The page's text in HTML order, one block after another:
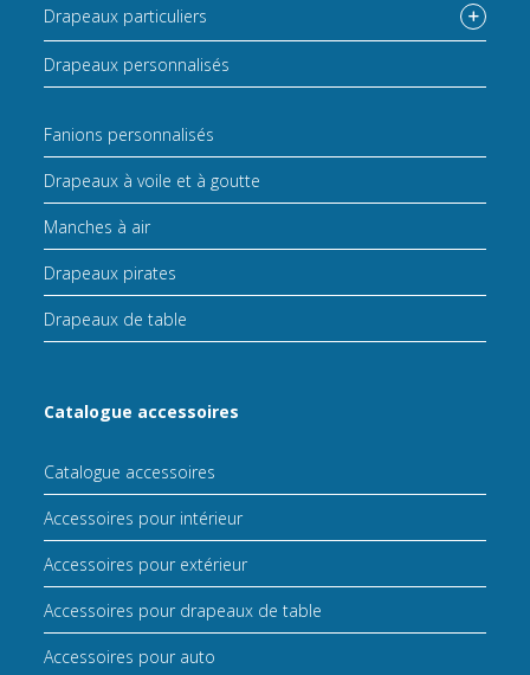
Drapeaux particuliers
Drapeaux personnalisés
Fanions personnalisés
Drapeaux à voile et à goutte
Manches à air
Drapeaux pirates
Drapeaux de table
Catalogue accessoires
Catalogue accessoires
Accessoires pour intérieur
Accessoires pour extérieur
Accessoires pour drapeaux de table
Accessoires pour auto